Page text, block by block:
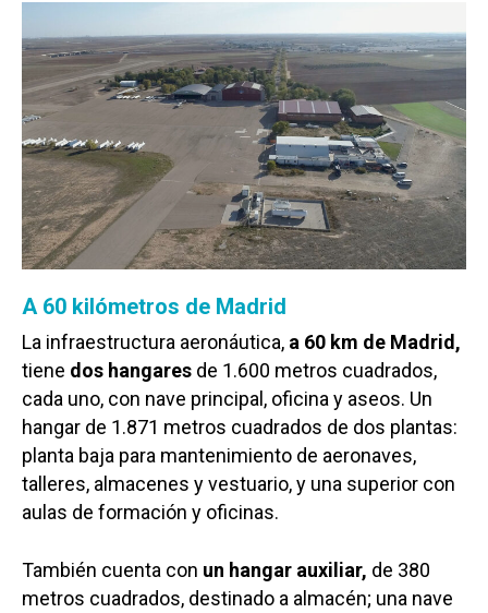
A 60 kilómetros de Madrid
La infraestructura aeronáutica, a 60 km de Madrid,
tiene dos hangares de 1.600 metros cuadrados,
cada uno, con nave principal, oficina y aseos. Un
hangar de 1.871 metros cuadrados de dos plantas:
planta baja para mantenimiento de aeronaves,
talleres, almacenes y vestuario, y una superior con
aulas de formación y oficinas.
También cuenta con un hangar auxiliar, de 380
metros cuadrados, destinado a almacén; una nave